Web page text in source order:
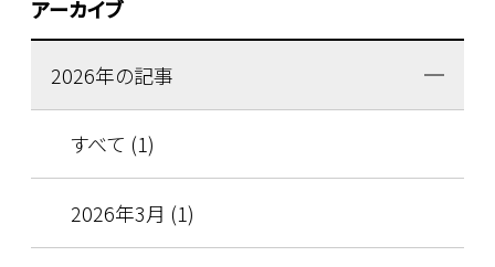
アーカイブ
2026年の記事
すべて (1)
2026年3月 (1)